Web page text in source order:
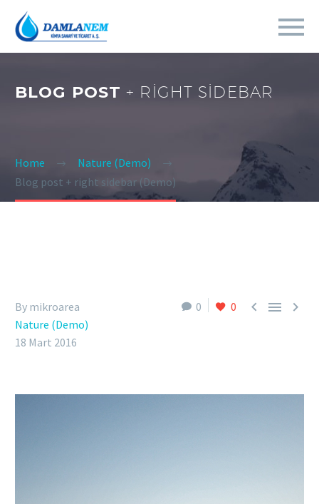
BLOG POST+ RIGHT SIDEBAR
Home
Nature (Demo)
Blog post + right sidebar (Demo)
0 0   
By mikroarea
Nature (Demo)
18 Mart 2016